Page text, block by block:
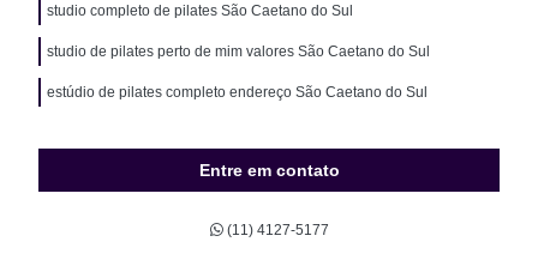
studio completo de pilates São Caetano do Sul
studio de pilates perto de mim valores São Caetano do Sul
estúdio de pilates completo endereço São Caetano do Sul
Entre em contato
(11) 4127-5177